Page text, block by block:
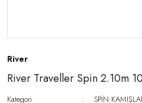
River
River Traveller Spin 2.10m
Kategori
SPİN